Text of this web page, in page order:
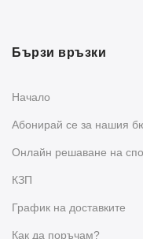
Бързи връзки
Начало
Абонирай се за нашия
Oнлайн решаване на
КЗП
График на доставките
Как да поръчам?